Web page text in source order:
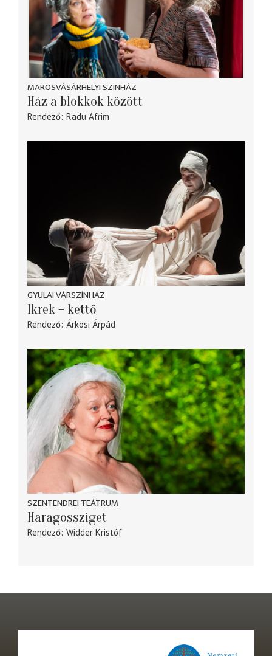
MAROSVÁSÁRHELYI SZINHÁZ
Ház a blokkok között
Rendező Radu Afrim
GYULAI VÁRSZÍNHÁZ
Ikrek – kettő
Rendező Árkosi Árpád
SZENTENDREI TEÁTRUM
Haragossziget
Rendező Widder Kristóf